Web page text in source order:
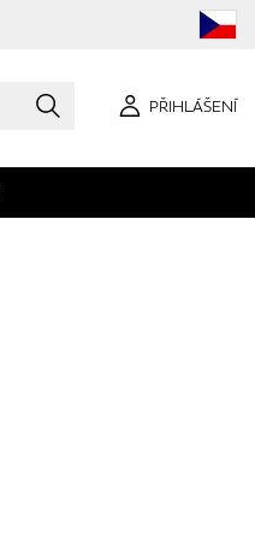
PŘIHLÁŠENÍ